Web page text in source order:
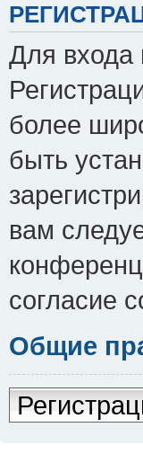
Для входа
более
быть
вам
согласие
Общие